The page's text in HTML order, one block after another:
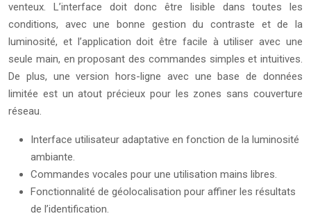
venteux. L’interface doit donc être lisible dans toutes les
conditions, avec une bonne gestion du contraste et de la
luminosité, et l’application doit être facile à utiliser avec une
seule main, en proposant des commandes simples et intuitives.
De plus, une version hors-ligne avec une base de données
limitée est un atout précieux pour les zones sans couverture
réseau.
Interface utilisateur adaptative en fonction de la luminosité
ambiante.
Commandes vocales pour une utilisation mains libres.
Fonctionnalité de géolocalisation pour affiner les résultats
de l’identification.